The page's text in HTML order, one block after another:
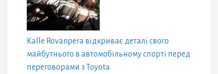
Kalle Rovanpera відкриває деталі свого
майбутнього в автомобільному спорті перед
переговорами з Toyota